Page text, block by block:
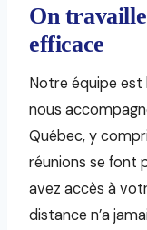
On
efficace
Notre équipe est
nous
Québec, y
réunions se font
avez accès à
distance n’a